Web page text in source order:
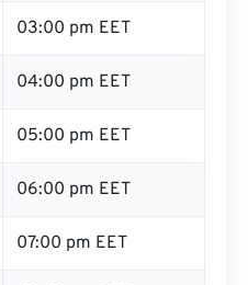
03:00 pm EET
04:00 pm EET
05:00 pm EET
06:00 pm EET
07:00 pm EET